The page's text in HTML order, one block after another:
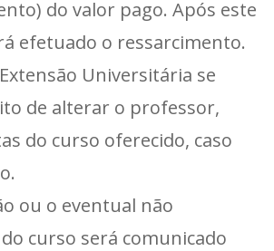
do valor pago. Após este
efetuado o ressarcimento.
Universitária se
de alterar o professor,
do curso oferecido, caso
ou o eventual não
curso será comunicado